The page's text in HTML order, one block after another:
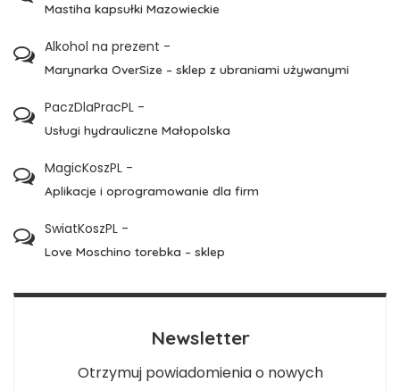
Mastiha kapsułki Mazowieckie
Alkohol na prezent -
Marynarka OverSize – sklep z ubraniami używanymi
PaczDlaPracPL -
Usługi hydrauliczne Małopolska
MagicKoszPL -
Aplikacje i oprogramowanie dla firm
SwiatKoszPL -
Love Moschino torebka – sklep
Newsletter
Otrzymuj powiadomienia o nowych